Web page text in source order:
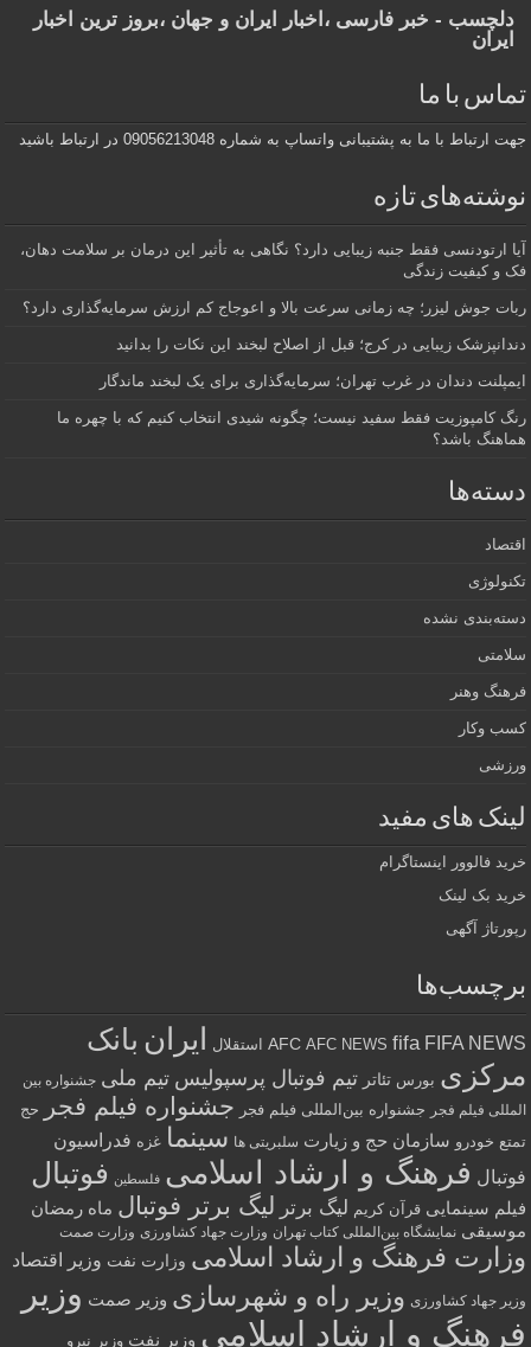
دلچسب - خبر فارسی ،اخبار ایران و جهان ،بروز ترین اخبار
ایران
تماس با ما
جهت ارتباط با ما به پشتیبانی واتساپ به شماره 09056213048 در ارتباط باشید
نوشته‌های تازه
آیا ارتودنسی فقط جنبه زیبایی دارد؟ نگاهی به تأثیر این درمان بر سلامت دهان،
فک و کیفیت زندگی
ربات جوش لیزر؛ چه زمانی سرعت بالا و اعوجاج کم ارزش سرمایه‌گذاری دارد؟
دندانپزشک زیبایی در کرج؛ قبل از اصلاح لبخند این نکات را بدانید
ایمپلنت دندان در غرب تهران؛ سرمایه‌گذاری برای یک لبخند ماندگار
رنگ کامپوزیت فقط سفید نیست؛ چگونه شیدی انتخاب کنیم که با چهره ما
هماهنگ باشد؟
دسته‌ها
اقتصاد
تکنولوژی
دسته‌بندی نشده
سلامتی
فرهنگ وهنر
کسب وکار
ورزشی
لینک های مفید
خرید فالوور اینستاگرام
خرید بک لینک
رپورتاژ آگهی
برچسب‌ها
AFC AFC NEWS fifa FIFA NEWS استقلال ایران بانک
مرکزی بورس تئاتر تیم فوتبال پرسپولیس تیم ملی جشنواره بین
المللی فیلم فجر جشنواره بین‌المللی فیلم فجر جشنواره فیلم فجر
حج
تمتع خودرو سازمان حج و زیارت سلبریتی ها سینما غزه فدراسیون
فوتبال فرهنگ و ارشاد اسلامی فلسطین فوتبال
فیلم سینمایی قرآن کریم لیگ برتر لیگ برتر فوتبال ماه رمضان
موسیقی نمایشگاه بین‌المللی کتاب تهران وزارت جهاد کشاورزی وزارت صمت
وزارت فرهنگ و ارشاد اسلامی وزارت نفت وزیر اقتصاد
وزیر جهاد کشاورزی وزیر راه و شهرسازی وزیر صمت وزیر
فرهنگ و ارشاد اسلامی وزیر نفت وزیر نیرو